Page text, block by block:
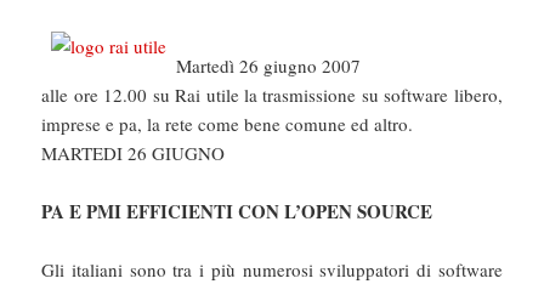
Martedì 26 giugno 2007
alle ore 12.00 su Rai utile la trasmissione su software libero,
imprese e pa, la rete come bene comune ed altro.
MARTEDI 26 GIUGNO
PA E PMI EFFICIENTI CON L’OPEN SOURCE
Gli italiani sono tra i più numerosi sviluppatori di software